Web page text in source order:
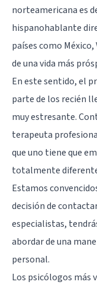
norteamericana es
hispanohablante
países como
de una vida más
En este sentido, el
parte de los recién
muy estresante.
terapeuta
que uno tiene que
totalmente
Estamos
decisión de
especialistas,
abordar de una
personal.
Los psicólogos más